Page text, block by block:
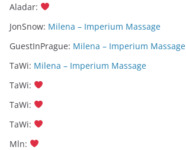
Aladar:
JonSnow: Milena – Imperium Massage
GuestInPrague: Milena – Imperium Massage
TaWi: Milena – Imperium Massage
TaWi:
TaWi:
TaWi:
Mln: